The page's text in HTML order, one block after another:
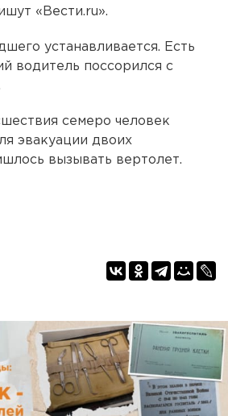
«Вести.ru».
устанавливается. Есть
водитель поссорился с
семеро человек
эвакуации двоих
вызывать вертолет.